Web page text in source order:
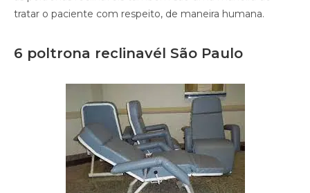
tratar o paciente com respeito, de maneira humana.
6 poltrona reclinavél São Paulo